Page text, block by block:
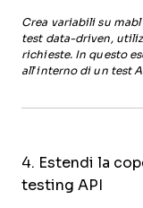
Crea variabili su
test data-driven,
richieste. In questo
all’interno di un test
4. Estendi la
testing API